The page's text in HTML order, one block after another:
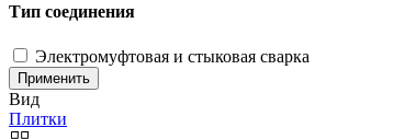
Тип соединения
Электромуфтовая и стыковая сварка
Применить
Вид
Плитки